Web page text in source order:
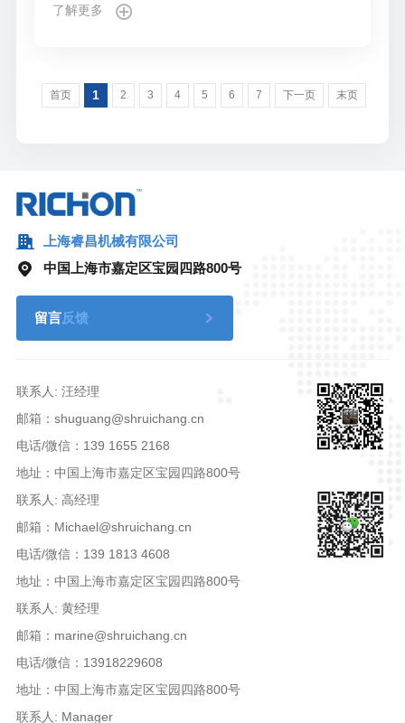
全套生产线，全方位满足各类板材厂家的规模化、高
了解更多
首页 1 2 3 4 5 6 7 下一页 末页
上海睿昌机械有限公司
中国上海市嘉定区宝园四路800号
留言反馈
联系人: 汪经理
邮箱：shuguang@shruichang.cn
电话/微信：139 1655 2168
地址：中国上海市嘉定区宝园四路800号
联系人: 高经理
邮箱：Michael@shruichang.cn
电话/微信：139 1813 4608
地址：中国上海市嘉定区宝园四路800号
联系人: 黄经理
邮箱：marine@shruichang.cn
电话/微信：13918229608
地址：中国上海市嘉定区宝园四路800号
联系人: Manager